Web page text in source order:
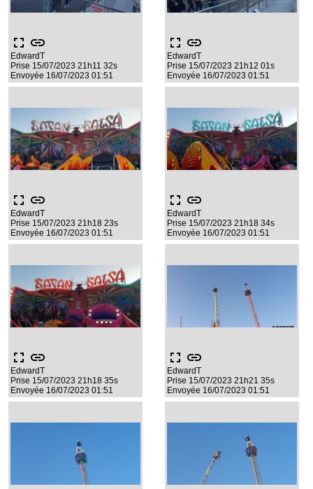
fullscreen link
EdwardT
Prise 15/07/2023 21h11 32s
Envoyée 16/07/2023 01:51
fullscreen link
EdwardT
Prise 15/07/2023 21h12 01s
Envoyée 16/07/2023 01:51
fullscreen link
EdwardT
Prise 15/07/2023 21h18 23s
Envoyée 16/07/2023 01:51
fullscreen link
EdwardT
Prise 15/07/2023 21h18 34s
Envoyée 16/07/2023 01:51
fullscreen link
EdwardT
Prise 15/07/2023 21h18 35s
Envoyée 16/07/2023 01:51
fullscreen link
EdwardT
Prise 15/07/2023 21h21 35s
Envoyée 16/07/2023 01:51